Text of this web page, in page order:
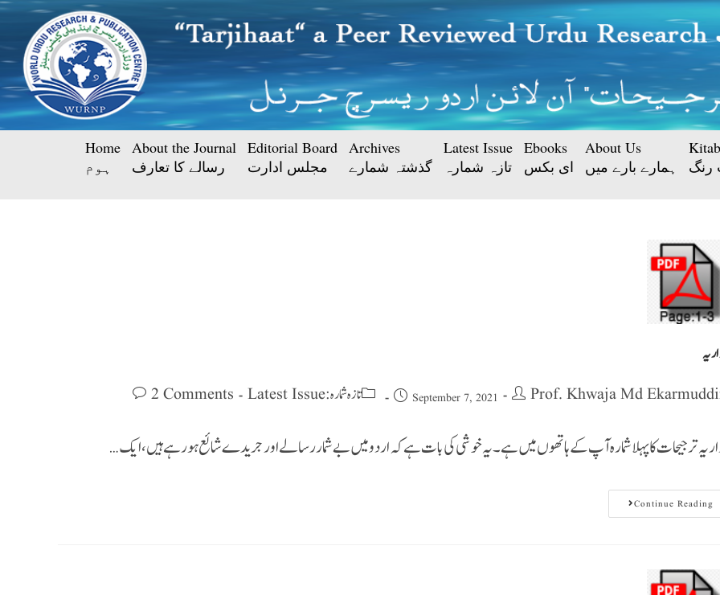
Home
ہوم
About the Journal
رسالے کا تعارف
Editorial Board
مجلس ادارت
Archives
گذشتہ شمارے
Latest Issue
تازہ شمارہ
Ebooks
ای بکس
About Us
ہمارے بارے میں
رنگ
Prof. Khwaja Md
September 7, 2021 تازہ شمارہ : Latest Issue 2 Comments
ترجیحات کا پہلا شمارہ آپ کے ہاتھوں میں ہے ۔ یہ خوشی کی بات ہے کہ اردو میں بے شمار رسالے اور جریدے شائع ہورہے ہیں ، ایک…
Continue Reading